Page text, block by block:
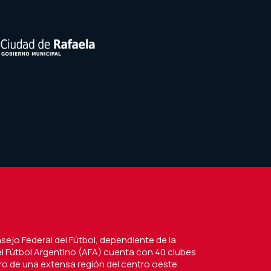
Federal del Fútbol, dependiente de la
Fútbol Argentino (AFA) cuenta con 40 clubes
de una extensa región del centro oeste